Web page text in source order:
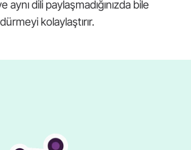
dili paylaşmadığınızda bile
kolaylaştırır.